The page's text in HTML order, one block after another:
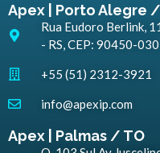
Apex | Porto Alegre /
Rua Eudoro Berlink,
- RS, CEP: 90450-030
+55 (51) 2312-3921
info@apexip.com
Apex | Palmas / TO